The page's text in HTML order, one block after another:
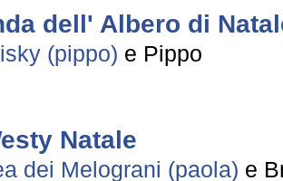
dell' Albero di
(pippo) e Pippo
Natale
dei Melograni (paola) e